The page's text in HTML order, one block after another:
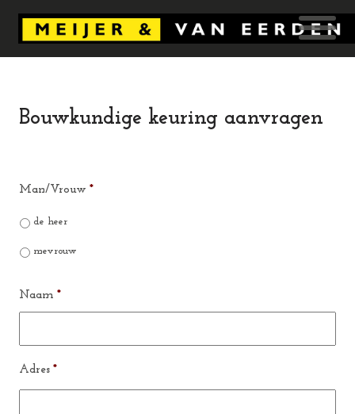
Bouwkundige keuring aanvragen
Man/Vrouw *
de heer
mevrouw
Naam *
Adres *